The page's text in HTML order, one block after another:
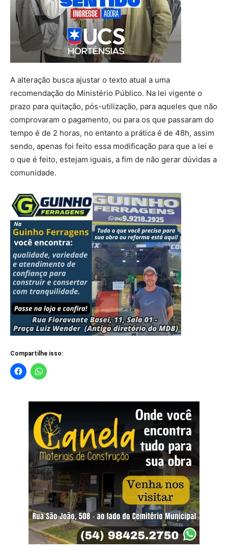
A alteração busca ajustar o texto atual a uma
recomendação do Ministério Público. Na lei vigente o
prazo para quitação, pós-utilização, para aqueles que não
comprovaram o pagamento, ou para os que passaram do
tempo é de 2 horas, no entanto a prática é de 48h, assim
sendo, apenas foi feito essa modificação para que a lei e
o que é feito, estejam iguais, a fim de não gerar dúvidas a
comunidade.
Compartilhe isso: